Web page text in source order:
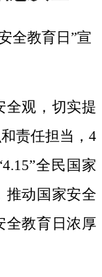
全教育日”宣
全观，切实提
责任担当， 4
全民国家
推动国家安全
全教育日浓厚